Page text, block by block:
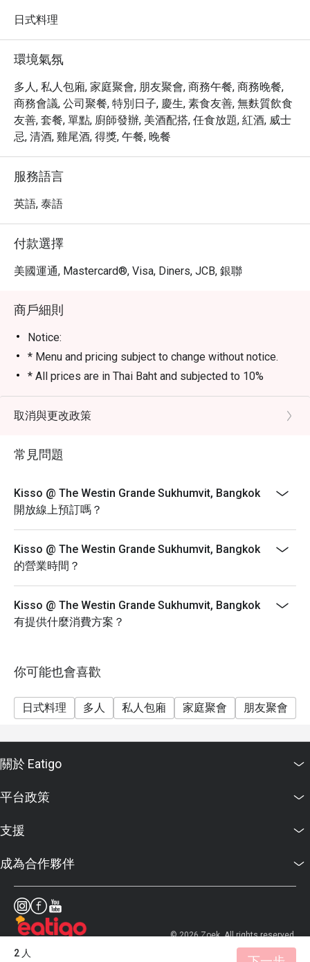
日式料理
環境氣氛
多人, 私人包廂, 家庭聚會, 朋友聚會, 商務午餐, 商務晚餐,
商務會議, 公司聚餐, 特別日子, 慶生, 素食友善, 無麩質飲食
友善, 套餐, 單點, 廚師發辦, 美酒配搭, 任食放題, 紅酒, 威士
忌, 清酒, 雞尾酒, 得獎, 午餐, 晚餐
服務語言
英語, 泰語
付款選擇
美國運通, Mastercard®, Visa, Diners, JCB, 銀聯
商戶細則
Notice:
* Menu and pricing subject to change without notice.
* All prices are in Thai Baht and subjected to 10%
service charge and applicable government tax.
* If you have any concern regarding food allergies,
For Dine-in Monday-Sunday
Dinner: 18:00- 22:30hrs.
Special Condition:
- The discounts are valid for Set Lunch Menus (12:00-
14:30hrs)
Weekend Lunch Menu (12:00-14:30hrs)
- The discounts are valid for A La Carte Menus (12:00-
or promotion
receive a complimentary birthday cake! To redeem this
offer, please ensure your reservation is made 24 hours
in advance and include a note stating "Birthday
取消與更改政策
常見問題
Kisso @ The Westin Grande Sukhumvit, Bangkok
開放線上預訂嗎？
Kisso @ The Westin Grande Sukhumvit, Bangkok
的營業時間？
Kisso @ The Westin Grande Sukhumvit, Bangkok
有提供什麼消費方案？
你可能也會喜歡
日式料理 多人 私人包廂 家庭聚會 朋友聚會
2 人
關於 Eatigo
平台政策
支援
成為合作夥伴
© 2026 Zoek. All rights reserved.